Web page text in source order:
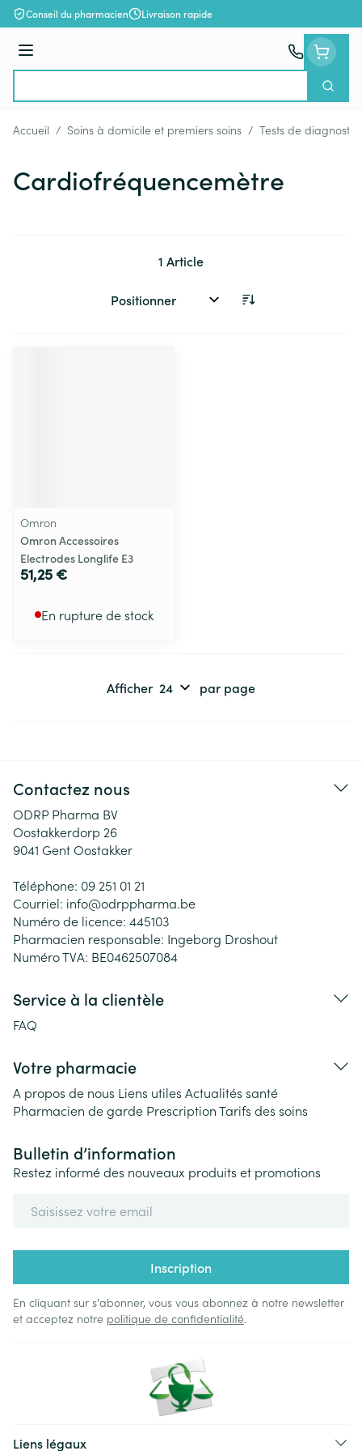
Aller au contenu
Conseil du pharmacien Livraison rapide
Menu
Accueil / Soins à domicile et premiers soins / Tests de diagnostic
Cardiofréquencemètre
1 Article
Trier par:
Omron
Omron Accessoires
Electrodes Longlife E3
51,25 €
En rupture de stock
Afficher par page
Contactez nous
ODRP Pharma BV
Oostakkerdorp 26
9041 Gent Oostakker
Téléphone: 09 251 01 21
Courriel: info@odrppharma.be
Numéro de licence: 445103
Pharmacien responsable: Ingeborg Droshout
Numéro TVA: BE0462507084
Service à la clientèle
FAQ
Votre pharmacie
A propos de nous Liens utiles Actualités santé
Pharmacien de garde PrescriptionTarifs des soins
Bulletin d’information
Restez informé des nouveaux produits et promotions
Inscription
En cliquant sur s'abonner, vous vous abonnez à notre newsletter
et acceptez notre politique de confidentialité.
Liens légaux